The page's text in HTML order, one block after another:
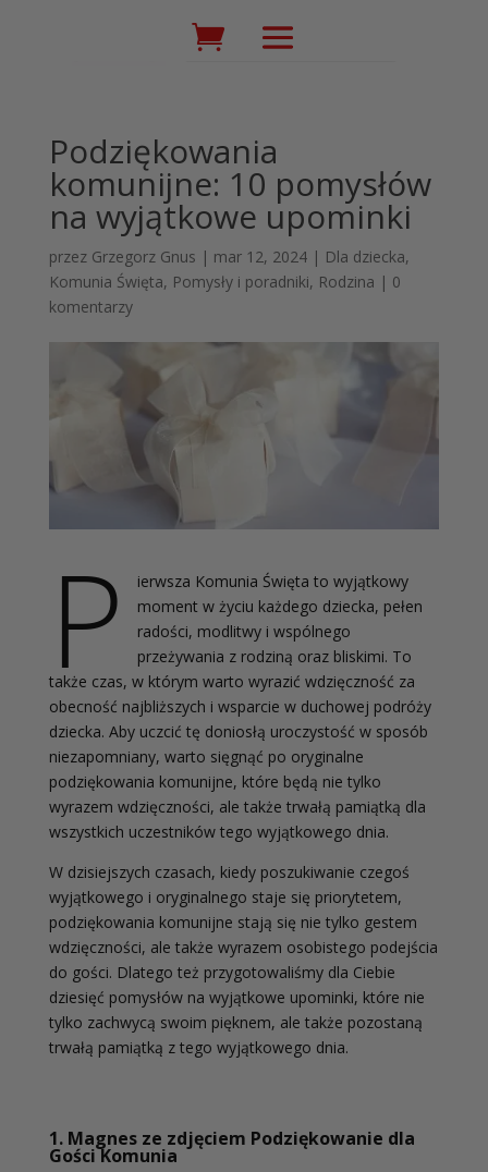
Wyszukiwarka
produktów
Podziękowania
komunijne: 10 pomysłów
na wyjątkowe upominki
przez Grzegorz Gnus | mar 12, 2024| Dla dziecka,
Komunia Święta, Pomysły i poradniki, Rodzina | 0
komentarzy
P
ierwsza Komunia Święta to wyjątkowy
moment w życiu każdego dziecka, pełen
radości, modlitwy i wspólnego
przeżywania z rodziną oraz bliskimi. To
także czas, w którym warto wyrazić wdzięczność za
obecność najbliższych i wsparcie w duchowej podróży
dziecka. Aby uczcić tę doniosłą uroczystość w sposób
niezapomniany, warto sięgnąć po oryginalne
podziękowania komunijne, które będą nie tylko
wyrazem wdzięczności, ale także trwałą pamiątką dla
wszystkich uczestników tego wyjątkowego dnia.
W dzisiejszych czasach, kiedy poszukiwanie czegoś
wyjątkowego i oryginalnego staje się priorytetem,
podziękowania komunijne stają się nie tylko gestem
wdzięczności, ale także wyrazem osobistego podejścia
do gości. Dlatego też przygotowaliśmy dla Ciebie
dziesięć pomysłów na wyjątkowe upominki, które nie
tylko zachwycą swoim pięknem, ale także pozostaną
trwałą pamiątką z tego wyjątkowego dnia.
1. Magnes ze zdjęciem Podziękowanie dla
Gości Komunia